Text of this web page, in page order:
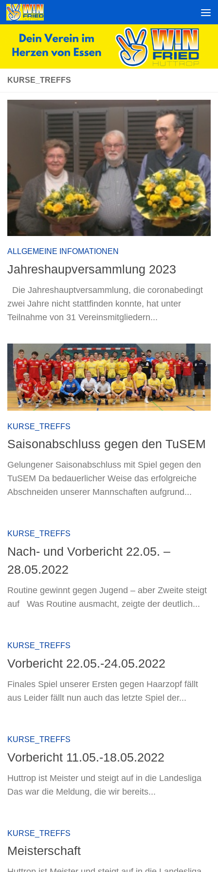
Zum Inhalt springen
KURSE_TREFFS
ALLGEMEINE INFOMATIONEN
Jahreshaupversammlung 2023
Die Jahreshauptversammlung, die coronabedingt
zwei Jahre nicht stattfinden konnte, hat unter
Teilnahme von 31 Vereinsmitgliedern...
KURSE_TREFFS
Saisonabschluss gegen den TuSEM
Gelungener Saisonabschluss mit Spiel gegen den
TuSEM Da bedauerlicher Weise das erfolgreiche
Abschneiden unserer Mannschaften aufgrund...
KURSE_TREFFS
Nach- und Vorbericht 22.05. –
28.05.2022
Routine gewinnt gegen Jugend – aber Zweite steigt
auf Was Routine ausmacht, zeigte der deutlich...
KURSE_TREFFS
Vorbericht 22.05.-24.05.2022
Finales Spiel unserer Ersten gegen Haarzopf fällt
aus Leider fällt nun auch das letzte Spiel der...
KURSE_TREFFS
Vorbericht 11.05.-18.05.2022
Huttrop ist Meister und steigt auf in die Landesliga
Das war die Meldung, die wir bereits...
KURSE_TREFFS
Meisterschaft